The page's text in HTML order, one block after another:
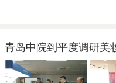
青岛中院到平度调研美